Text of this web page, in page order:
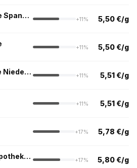
Preussen Apotheke Spandau +11% 5,50 €/g
+11% 5,50 €/g
Cannabis Apotheke Niedersachsen +11% 5,51 €/g
+11% 5,51 €/g
+17% 5,78 €/g
Cannaapo (Engel Apotheke im Justus Liebig Center) +17% 5,80 €/g